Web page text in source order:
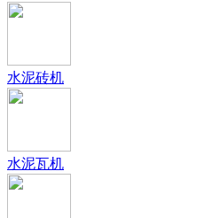
水泥砖机
水泥瓦机